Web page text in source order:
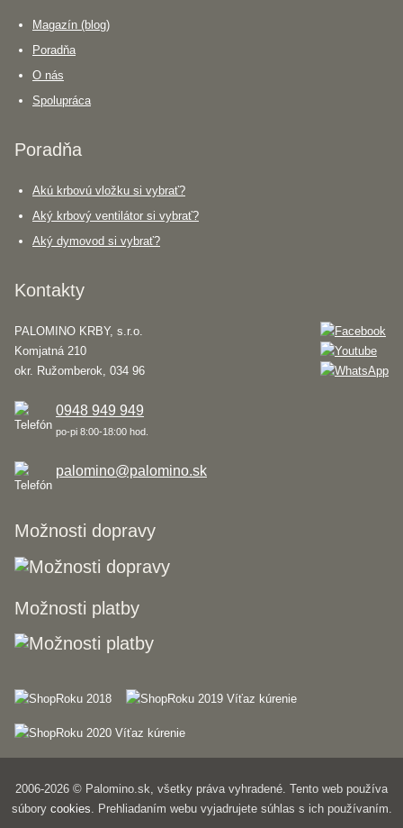
Magazín (blog)
Poradňa
O nás
Spolupráca
Poradňa
Akú krbovú vložku si vybrať?
Aký krbový ventilátor si vybrať?
Aký dymovod si vybrať?
Kontakty
PALOMINO KRBY, s.r.o.
Komjatná 210
okr. Ružomberok, 034 96
0948 949 949
po-pi 8:00-18:00 hod.
palomino@palomino.sk
Možnosti dopravy
Možnosti platby
2006-2026 © Palomino.sk, všetky práva vyhradené. Tento web používa
súbory cookies. Prehliadaním webu vyjadrujete súhlas s ich používaním.